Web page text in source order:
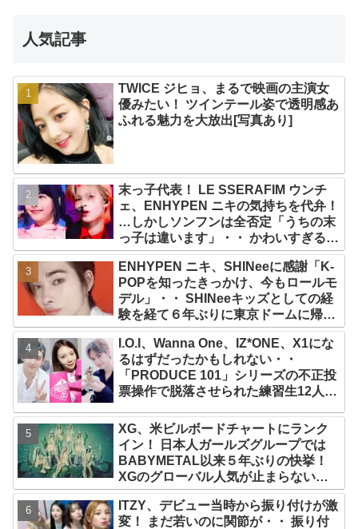
人気記事
TWICE ジヒョ、まるで映画の主演女
優みたい！ ツインテール姿で透明感あ
ふれる魅力を大放出[写真あり]
末っ子代表！ LE SSERAFIM ウンチ
ェ、ENHYPEN ニキの気持ちを代弁！
…しかしソンフンは全否定「うちの末
っ子は違います」・・ かわいすぎる２
人の会話に爆笑
ENHYPEN ニキ、SHINeeに感謝「K-
POPを知ったきっかけ、今もロールモ
デル」・・ SHINeeキッズとしての経
験を経て６年ぶりに東京ドームに帰還
した感想は？
I.O.I、Wanna One、IZ*ONE、X1にな
るはずだったかもしれない・・
「PRODUCE 101」シリーズの不正投
票操作で脱落させられた練習生12人の
XG、米ビルボードチャートにランク
イン！ 日本人ガールズグループでは
BABYMETAL以来５年ぶりの快挙！
XGのグローバル人気が止まらない…
「コーチェラ2025」にも日本人唯一の
出演
ITZY、デビュー当時から振り付けが激
変！ まだ若いのに関節が・・ 振り付